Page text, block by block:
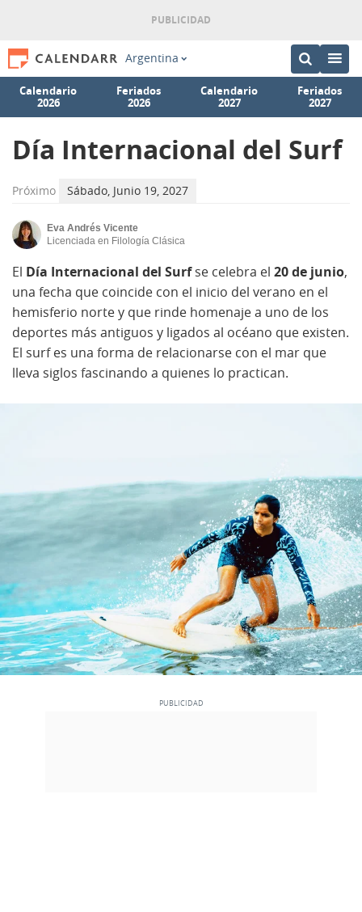
Argentina
Calendario
2026
Feriados
2026
Calendario
2027
Feriados
2027
Día Internacional del Surf
Próximo Sábado, Junio 19, 2027
Eva Andrés Vicente
Licenciada en Filología Clásica
El Día Internacional del Surfse celebra el 20 de junio,
una fecha que coincide con el inicio del verano en el
hemisferio norte y que rinde homenaje a uno de los
deportes más antiguos y ligados al océano que existen.
El surf es una forma de relacionarse con el mar que
lleva siglos fascinando a quienes lo practican.